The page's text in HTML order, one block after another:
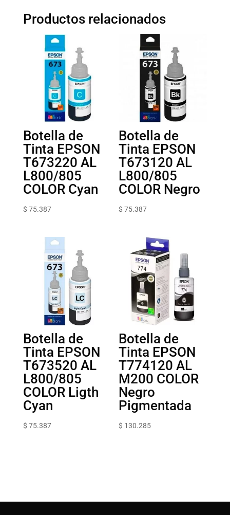
Productos relacionados
Botella de
Tinta EPSON
T673220 AL
L800/805
COLOR Cyan
$ 75.387
Botella de
Tinta EPSON
T673120 AL
L800/805
COLOR Negro
$ 75.387
Botella de
Tinta EPSON
T673520 AL
L800/805
COLOR Ligth
Cyan
$ 75.387
Botella de
Tinta EPSON
T774120 AL
M200 COLOR
Negro
Pigmentada
$ 130.285